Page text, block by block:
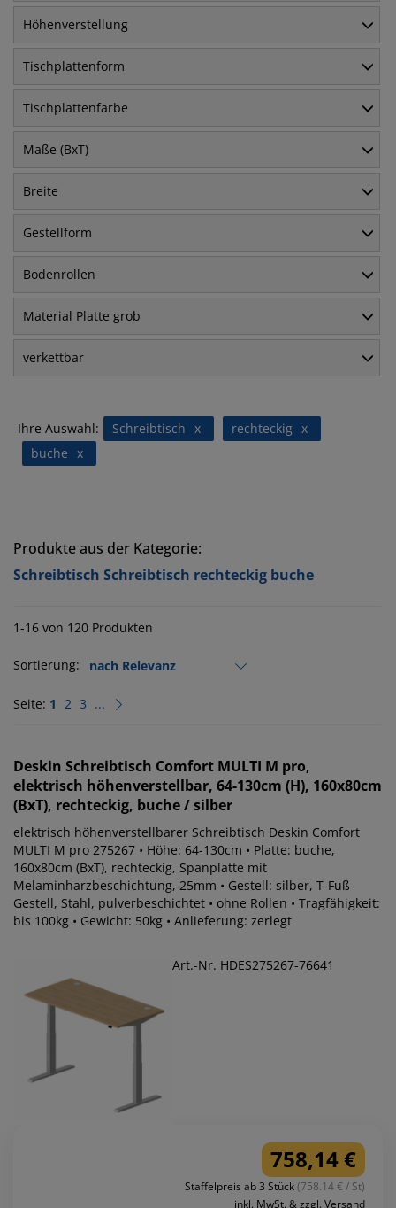
Höhenverstellung
Tischplattenform
Tischplattenfarbe
Maße (BxT)
Breite
Gestellform
Bodenrollen
Material Platte grob
verkettbar
Ihre Auswahl: x
Schreibtisch x
rechteckig
x
buche
Produkte aus der Kategorie:
Schreibtisch Schreibtisch rechteckig buche
1-16 von 120 Produkten
Sortierung:
Seite: 1 2 3 ...
Deskin Schreibtisch Comfort MULTI M pro,
elektrisch höhenverstellbar, 64-130cm (H), 160x80cm
(BxT), rechteckig, buche / silber
elektrisch höhenverstellbarer Schreibtisch Deskin Comfort
MULTI M pro 275267 • Höhe: 64-130cm • Platte: buche,
160x80cm (BxT), rechteckig, Spanplatte mit
Melaminharzbeschichtung, 25mm • Gestell: silber, T-Fuß-
Gestell, Stahl, pulverbeschichtet • ohne Rollen • Tragfähigkeit:
bis 100kg • Gewicht: 50kg • Anlieferung: zerlegt
Art.-Nr. HDES275267-76641
758,14 €
Staffelpreis ab 3 Stück(758.14 € / St)
inkl. MwSt. & zzgl. Versand